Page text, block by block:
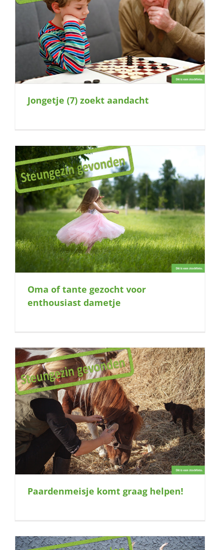
Jongetje (7) zoekt aandacht
Oma of tante gezocht voor
enthousiast dametje
Paardenmeisje komt graag helpen!